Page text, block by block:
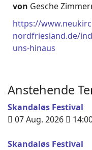
von Gesche
https://
nordfriesland.de/
uns-hinaus
Anstehende
Skandaløs Festival
07 Aug. 2026
Skandaløs Festival